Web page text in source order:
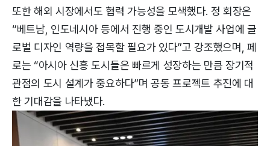
또한 해외 시장에서도 협력 가능성을 모색했다. 정 회장은
“베트남, 인도네시아 등에서 진행 중인 도시개발 사업에 글
로벌 디자인 역량을 접목할 필요가 있다”고 강조했으며, 페
로는 “아시아 신흥 도시들은 빠르게 성장하는 만큼 장기적
관점의 도시 설계가 중요하다”며 공동 프로젝트 추진에 대
한 기대감을 나타냈다.